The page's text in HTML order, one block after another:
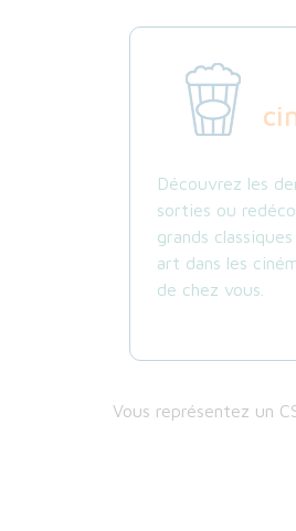
Découvrez les
sorties ou
grands
art dans les
de chez vous.
Vous représentez un